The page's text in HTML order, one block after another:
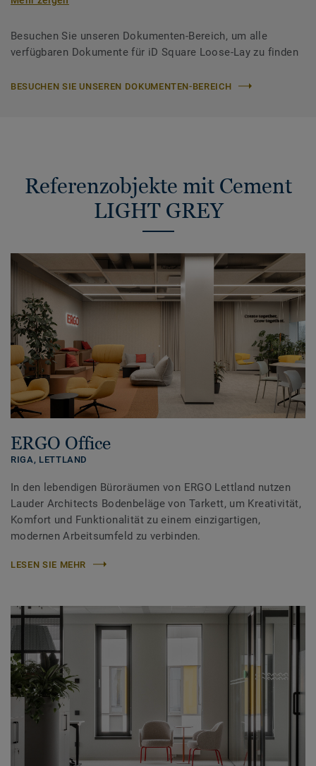
Besuchen Sie unseren Dokumenten-Bereich, um alle
verfügbaren Dokumente für iD Square Loose-Lay zu finden
BESUCHEN SIE UNSEREN DOKUMENTEN-BEREICH
Referenzobjekte mit Cement
LIGHT GREY
ERGO Office
RIGA, LETTLAND
In den lebendigen Büroräumen von ERGO Lettland nutzen
Lauder Architects Bodenbeläge von Tarkett, um Kreativität,
Komfort und Funktionalität zu einem einzigartigen,
modernen Arbeitsumfeld zu verbinden.
LESEN SIE MEHR